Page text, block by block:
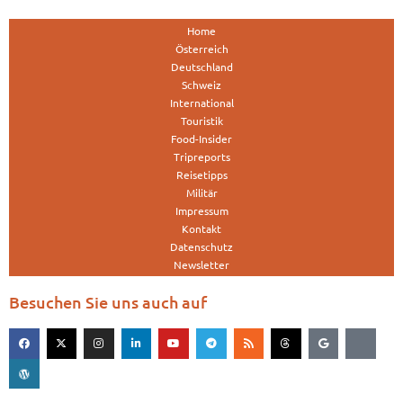
Home
Österreich
Deutschland
Schweiz
International
Touristik
Food-Insider
Tripreports
Reisetipps
Militär
Impressum
Kontakt
Datenschutz
Newsletter
Besuchen Sie uns auch auf